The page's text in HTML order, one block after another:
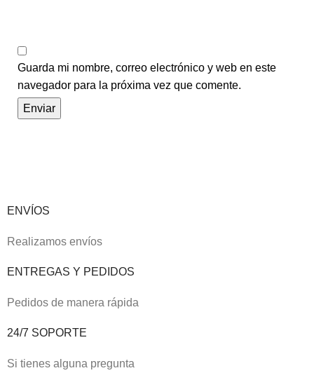
Guarda mi nombre, correo electrónico y web en este
navegador para la próxima vez que comente.
ENVÍOS
Realizamos envíos
ENTREGAS Y PEDIDOS
Pedidos de manera rápida
24/7 SOPORTE
Si tienes alguna pregunta